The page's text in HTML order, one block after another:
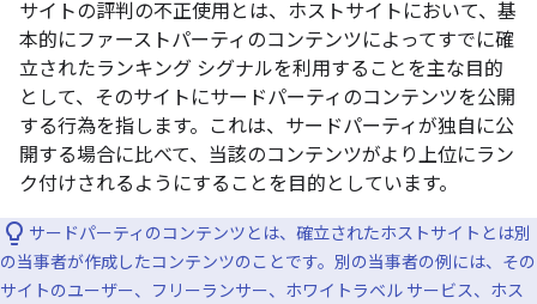
サイトの評判の不正使用とは、ホストサイトにおいて、基
本的にファーストパーティのコンテンツによってすでに確
立されたランキング シグナルを利用することを主な目的
として、そのサイトにサードパーティのコンテンツを公開
する行為を指します。これは、サードパーティが独自に公
開する場合に比べて、当該のコンテンツがより上位にラン
ク付けされるようにすることを目的としています。
サードパーティのコンテンツとは、確立されたホストサイトとは別
の当事者が作成したコンテンツのことです。別の当事者の例には、その
サイトのユーザー、フリーランサー、ホワイトラベル サービス、ホス